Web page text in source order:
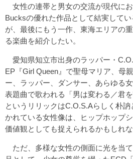
女性の連帯と男女の交流が現代に
Bucksの優れた作品として結実して
が、最後にもう一作、東海エリアの
る楽曲を紹介したい。
愛知県知立市出身のラッパー・
EP『Girl Queen』で聖母マリア、母
ー、ラッパー、ダンサー、あらゆる
表題曲で歌われる「男は変わる／君
というリリックはC.O.S.Aらしく朴
かれている女性像は、ヒップホップ
価値観としても捉えられるかもしれな
ただ、多様な女性の側面に光を当